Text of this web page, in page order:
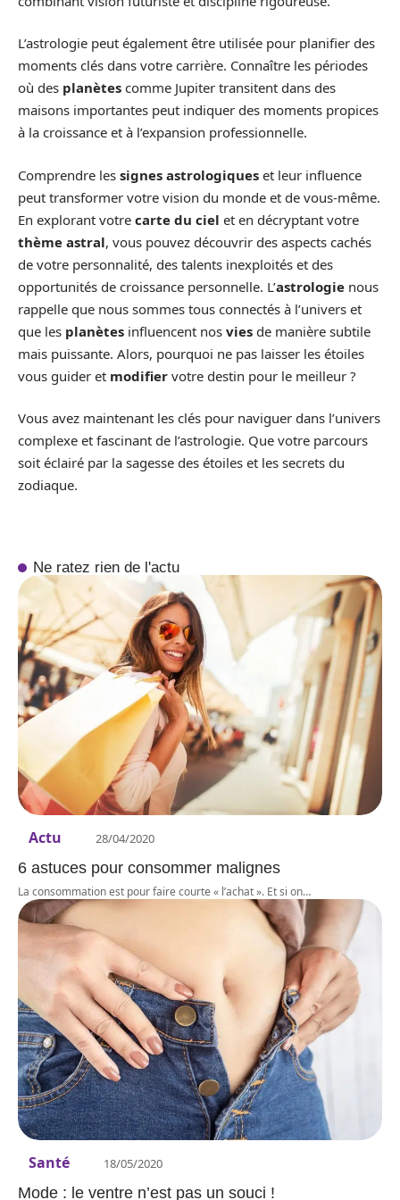
L’astrologie peut également être utilisée pour planifier des
moments clés dans votre carrière. Connaître les périodes
où des planètes comme Jupiter transitent dans des
maisons importantes peut indiquer des moments propices
à la croissance et à l’expansion professionnelle.
Comprendre les signes astrologiques et leur influence
peut transformer votre vision du monde et de vous-même.
En explorant votre carte du ciel et en décryptant votre
thème astral, vous pouvez découvrir des aspects cachés
de votre personnalité, des talents inexploités et des
opportunités de croissance personnelle. L’astrologie nous
rappelle que nous sommes tous connectés à l’univers et
que les planètes influencent nos vies de manière subtile
mais puissante. Alors, pourquoi ne pas laisser les étoiles
vous guider et modifier votre destin pour le meilleur ?
Vous avez maintenant les clés pour naviguer dans l’univers
complexe et fascinant de l’astrologie. Que votre parcours
soit éclairé par la sagesse des étoiles et les secrets du
zodiaque.
Ne ratez rien de l'actu
Actu 28/04/2020
6 astuces pour consommer malignes
La consommation est pour faire courte « l’achat ». Et si on…
Santé 18/05/2020
Mode : le ventre n’est pas un souci !